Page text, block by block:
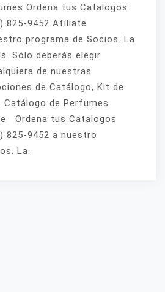
Ordena tus Catalogos
825-9452 Afíliate
programa de Socios. La
Sólo deberás elegir
de nuestras
de Catálogo, Kit de
Catálogo de Perfumes
Ordena tus Catalogos
825-9452 a nuestro
La.